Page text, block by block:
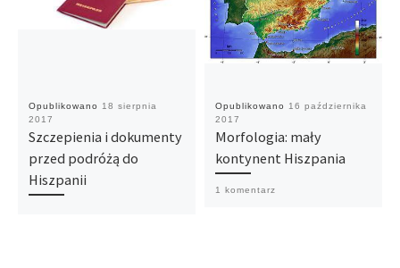
Opublikowano
18 sierpnia
2017
Szczepienia i dokumenty
przed podróżą do
Hiszpanii
Opublikowano
16 października
2017
Morfologia: mały
kontynent Hiszpania
1 komentarz